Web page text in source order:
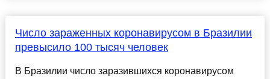
Число зараженных коронавирусом в Бразилии
превысило 100 тысяч человек
В Бразилии число заразившихся коронавирусом